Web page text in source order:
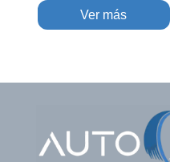
Ver más